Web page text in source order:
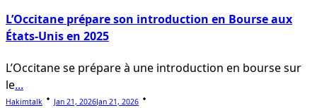
L’Occitane prépare son introduction en Bourse aux
États-Unis en 2025
L’Occitane se prépare à une introduction en bourse sur
le...
Hakimtalk Jan 21, 2026Jan 21, 2026